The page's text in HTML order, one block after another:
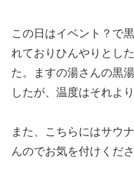
この日はイベント？で
れておりひんやりとし
た。ますの湯さんの黒
したが、温度はそれよ
また、こちらにはサウ
んのでお気を付けくださ